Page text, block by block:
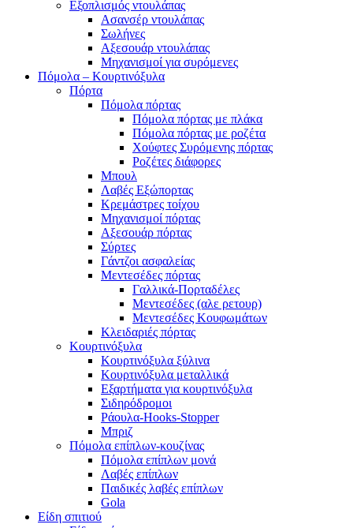
Εξοπλισμός ντουλάπας
Ασανσέρ ντουλάπας
Σωλήνες
Αξεσουάρ ντουλάπας
Μηχανισμοί για συρόμενες
Πόμολα – Κουρτινόξυλα
Πόρτα
Πόμολα πόρτας
Πόμολα πόρτας με πλάκα
Πόμολα πόρτας με ροζέτα
Χούφτες Συρόμενης πόρτας
Ροζέτες διάφορες
Μπουλ
Λαβές Εξώπορτας
Κρεμάστρες τοίχου
Μηχανισμοί πόρτας
Αξεσουάρ πόρτας
Σύρτες
Γάντζοι ασφαλείας
Μεντεσέδες πόρτας
Γαλλικά-Πορταδέλες
Μεντεσέδες (αλε ρετουρ)
Μεντεσέδες Κουφωμάτων
Κλειδαριές πόρτας
Κουρτινόξυλα
Κουρτινόξυλα ξύλινα
Κουρτινόξυλα μεταλλικά
Εξαρτήματα για κουρτινόξυλα
Σιδηρόδρομοι
Ράουλα-Hooks-Stopper
Μπριζ
Πόμολα επίπλων-κουζίνας
Πόμολα επίπλων μονά
Λαβές επίπλων
Παιδικές λαβές επίπλων
Gola
Είδη σπιτιού